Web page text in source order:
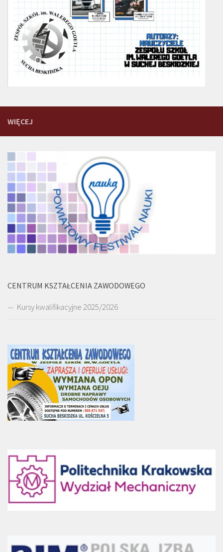
WIĘCEJ
CENTRUM KSZTAŁCENIA ZAWODOWEGO
Kursy kwalifikacyjne 2025/2026